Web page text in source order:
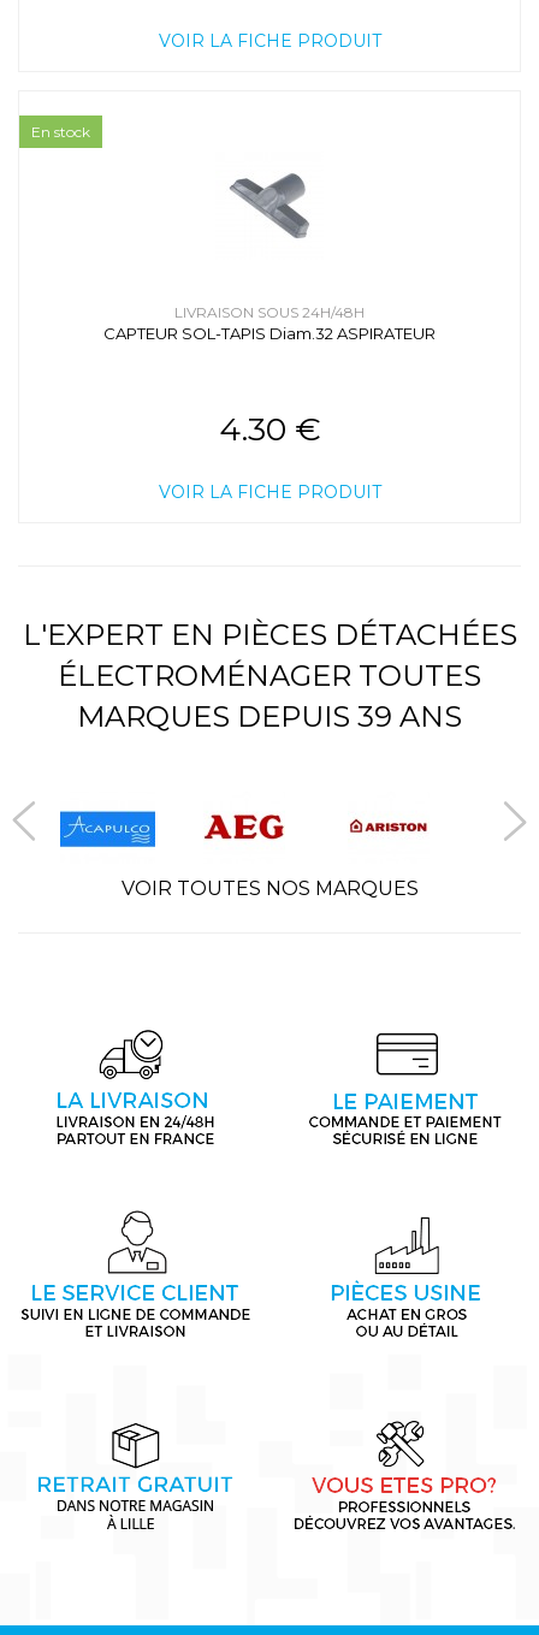
VOIR LA FICHE PRODUIT
LIVRAISON SOUS 24H/48H
CAPTEUR SOL-TAPIS Diam.32 ASPIRATEUR
4.30 €
VOIR LA FICHE PRODUIT
En stock
L'EXPERT EN PIÈCES DÉTACHÉES
ÉLECTROMÉNAGER TOUTES
MARQUES DEPUIS 39 ANS
VOIR TOUTES NOS MARQUES